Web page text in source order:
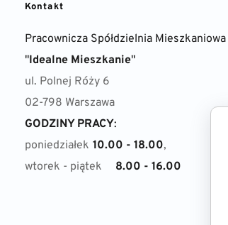
Kontakt
Pracownicza Spółdzielnia Mieszkaniowa
"Idealne Mieszkanie"
ul. Polnej Róży 6
02-798 Warszawa
GODZINY PRACY:
poniedziałek 10.00 - 18.00,
wtorek - piątek
8.00 - 16.00